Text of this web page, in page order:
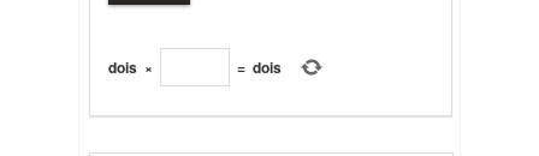
dois × = dois